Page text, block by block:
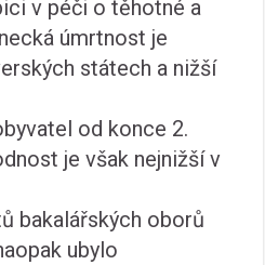
v péči o těhotné a
úmrtnost je
státech a nižší
od konce 2.
je však nejnižší v
bakalářských oborů
ubylo